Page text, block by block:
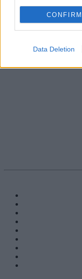
CONFIRM
Data Deletion